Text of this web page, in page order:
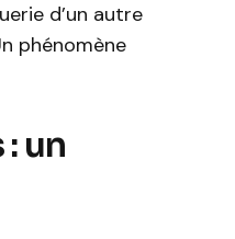
d’un autre
phénomène
un